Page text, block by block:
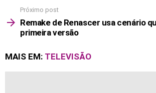
Próximo post
Remake de Renascer usa cenário
primeira versão
MAIS EM: TELEVISÃO